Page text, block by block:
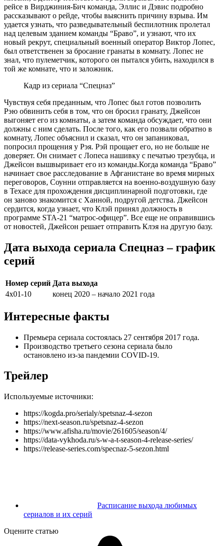
рейсе в Вирджиния-Бич команда, Эллис и Дэвис подробно
рассказывают о рейде, чтобы выяснить причину взрыва. Им
удается узнать, что разведывательный беспилотник пролетал
над целевым зданием команды “Браво”, и узнают, что их
новый рекрут, специальный военный оператор Виктор Лопес,
был ответственен за бросание гранаты в комнату. Лопес не
знал, что пулеметчик, которого он пытался убить, находился в
той же комнате, что и заложник.
Кадр из сериала “Спецназ”
Чувствуя себя преданным, что Лопес был готов позволить
Рэю обвинить себя в том, что он бросил гранату, Джейсон
выгоняет его из комнаты, а затем команда обсуждает, что они
должны с ним сделать. После того, как его позвали обратно в
комнату, Лопес объяснил и сказал, что он запаниковал,
попросил прощения у Рэя. Рэй прощает его, но не больше не
доверяет. Он снимает с Лопеса нашивку с печатью трезубца, и
Джейсон вышвыривает его из команды.Когда команда “Браво”
начинает свое расследование в Афганистане во время мирных
переговоров, Соунни отправляется на военно-воздушную базу
в Техасе для прохождения дисциплинарной подготовки, где
он заново знакомится с Ханной, подругой детства. Джейсон
сердится, когда узнает, что Клэй принял должность в
программе STA-21 “матрос-офицер”. Все еще не оправившись
от новостей, Джейсон решает отправить Клэя на другую базу.
Дата выхода сериала Спецназ – график
серий
Номер серий Дата выхода
4х01-10
конец 2020 – начало 2021 года
Интересные факты
Премьера сериала состоялась 27 сентября 2017 года.
Производство третьего сезона сериала было
остановлено из-за пандемии COVID-19.
Трейлер
Используемые источники:
https://kogda.pro/serialy/spetsnaz-4-sezon
https://next-season.ru/spetsnaz-4-sezon
https://www.afisha.ru/movie/261605/season/4/
https://data-vykhoda.ru/s-w-a-t-season-4-release-series/
https://release-series.com/specnaz-5-sezon.html
Расписание выхода любимых
сериалов и их серий
Оцените статью